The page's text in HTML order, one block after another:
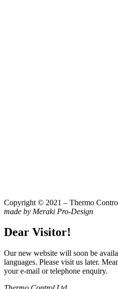
Copyright © 2021 – Thermo
made by Meraki Pro-Design
Dear Visitor!
Our new website will soon be
languages. Please visit us later.
your e-mail or telephone enquiry.